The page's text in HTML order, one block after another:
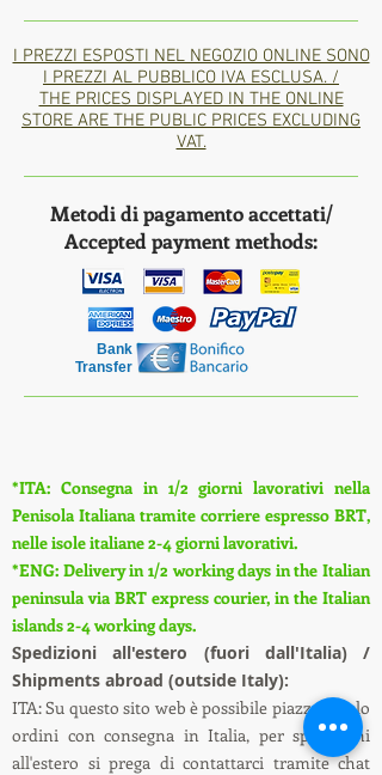
I PREZZI ESPOSTI NEL NEGOZIO ONLINE SONO
I PREZZI AL PUBBLICO IVA ESCLUSA. /
THE PRICES DISPLAYED IN THE ONLINE
STORE ARE THE PUBLIC PRICES EXCLUDING
VAT.
Metodi di pagamento accettati/
Accepted payment methods:
Bank
Transfer
*ITA: Consegna in 1/2 giorni lavorativi nella
Penisola Italiana tramite corriere espresso BRT,
nelle isole italiane 2-4 giorni lavorativi.
*ENG: Delivery in 1/2 working days in the Italian
peninsula via BRT express courier, in the Italian
islands 2-4 working days.
Spedizioni all'estero (fuori dall'Italia) /
Shipments abroad (outside Italy):
ITA: Su questo sito web è possibile piazzare solo
ordini con consegna in Italia, per spedizioni
all'estero si prega di contattarci tramite chat